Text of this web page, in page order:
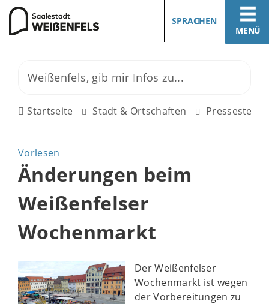
MENÜ
SPRACHEN
Startseite Stadt & Ortschaften Pressestelle
Vorlesen
Änderungen beim
Weißenfelser
Wochenmarkt
Der Weißenfelser
Wochenmarkt ist wegen
der Vorbereitungen zu